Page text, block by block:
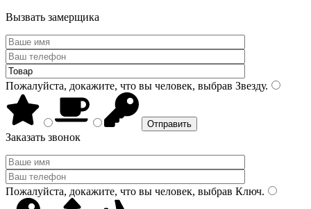
Вызвать замерщика
Пожалуйста, докажите, что вы человек, выбрав Звезду.
Заказать звонок
Пожалуйста, докажите, что вы человек, выбрав Ключ.